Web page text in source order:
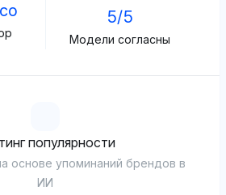
5/5
Модели согласны
популярности
основе упоминаний брендов в
ИИ